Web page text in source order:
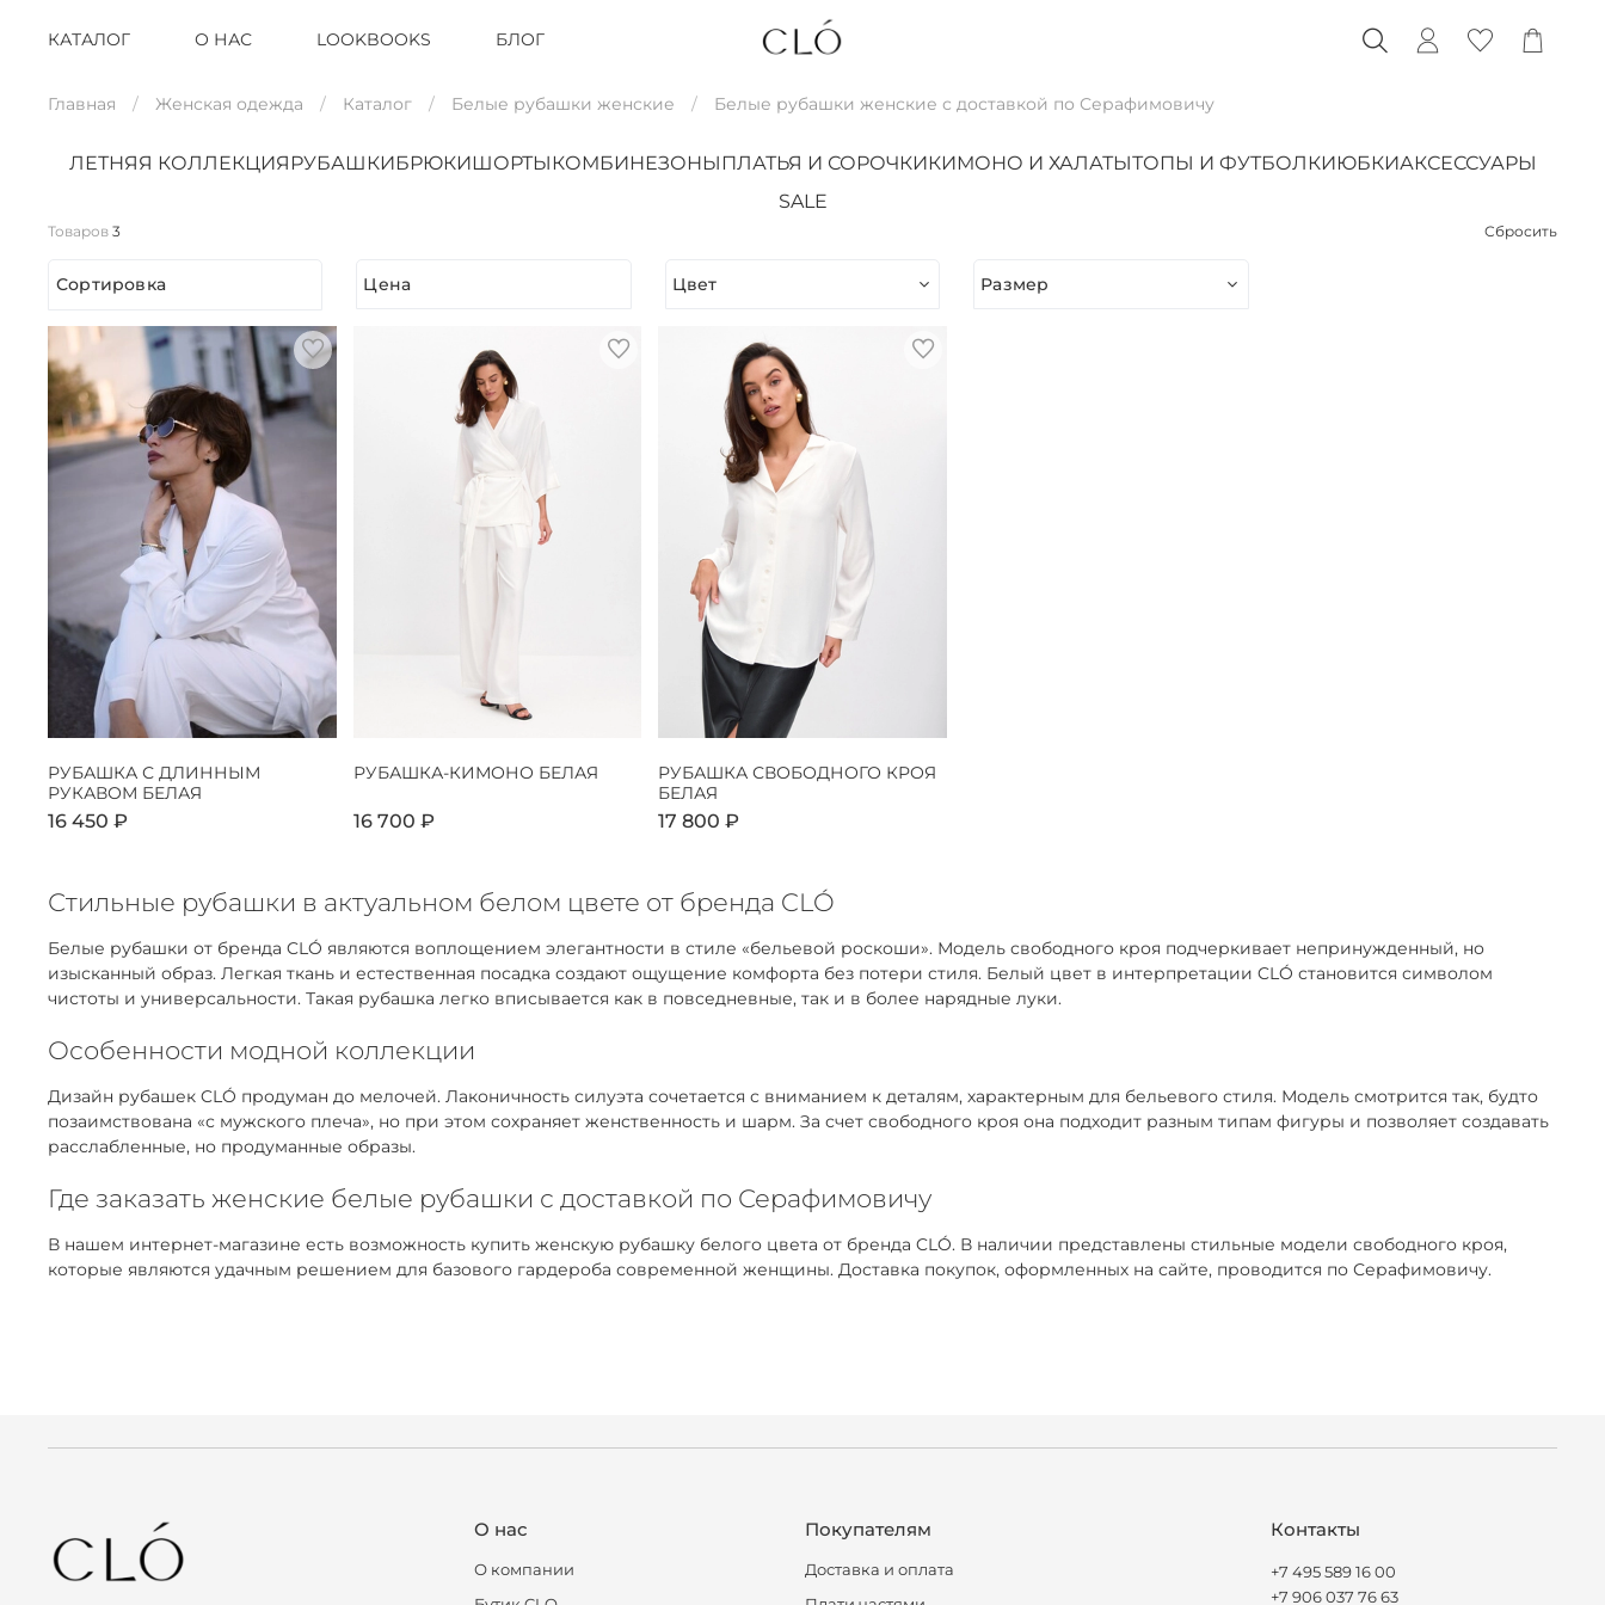
КАТАЛОГ О НАС LOOKBOOKS БЛОГ
Главная Женская одежда Каталог Белые рубашки женские Белые рубашки женские с доставкой по Серафимовичу
ЛЕТНЯЯ КОЛЛЕКЦИЯ РУБАШКИБРЮКИШОРТЫ КОМБИНЕЗОНЫ ПЛАТЬЯ И СОРОЧКИКИМОНО И ХАЛАТЫТОПЫ И ФУТБОЛКИЮБКИАКСЕССУАРЫ
SALE
Товаров 3 Сбросить
Сортировка Цена Цвет Размер
РУБАШКА С ДЛИННЫМ
РУКАВОМ БЕЛАЯ
16 450 ₽
РУБАШКА-КИМОНО БЕЛАЯ
16 700 ₽
РУБАШКА СВОБОДНОГО КРОЯ
БЕЛАЯ
17 800 ₽
Стильные рубашки в актуальном белом цвете от бренда CLÓ
Белые рубашки от бренда CLÓ являются воплощением элегантности в стиле «бельевой роскоши». Модель свободного кроя подчеркивает непринужденный, но
изысканный образ. Легкая ткань и естественная посадка создают ощущение комфорта без потери стиля. Белый цвет в интерпретации CLÓ становится символом
чистоты и универсальности. Такая рубашка легко вписывается как в повседневные, так и в более нарядные луки.
Особенности модной коллекции
Дизайн рубашек CLÓ продуман до мелочей. Лаконичность силуэта сочетается с вниманием к деталям, характерным для бельевого стиля. Модель смотрится так, будто
позаимствована «с мужского плеча», но при этом сохраняет женственность и шарм. За счет свободного кроя она подходит разным типам фигуры и позволяет создавать
расслабленные, но продуманные образы.
Где заказать женские белые рубашки с доставкой по Серафимовичу
В нашем интернет-магазине есть возможность купить женскую рубашку белого цвета от бренда CLÓ. В наличии представлены стильные модели свободного кроя,
которые являются удачным решением для базового гардероба современной женщины. Доставка покупок, оформленных на сайте, проводится по Серафимовичу.
О нас
О компании
Покупателям
Доставка и оплата
Контакты
+7 495 589 16 00
+7 906 037 76 63